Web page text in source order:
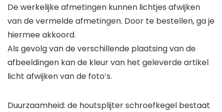
De werkelijke afmetingen kunnen lichtjes afwijken
van de vermelde afmetingen. Door te bestellen, ga je
hiermee akkoord.
Als gevolg van de verschillende plaatsing van de
afbeeldingen kan de kleur van het geleverde artikel
licht afwijken van de foto’s.
Duurzaamheid: de houtsplijter schroefkegel bestaat